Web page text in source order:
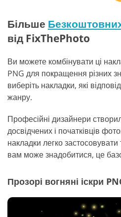
Більше
від FixThePhoto
Ви можете комбінувати ці
PNG для покращення різних
виберіть накладки, які
жанру.
Професійні дизайнери
досвідчених і початківців
накладки легко
вам може знадобитися, це
Прозорі вогняні іскри